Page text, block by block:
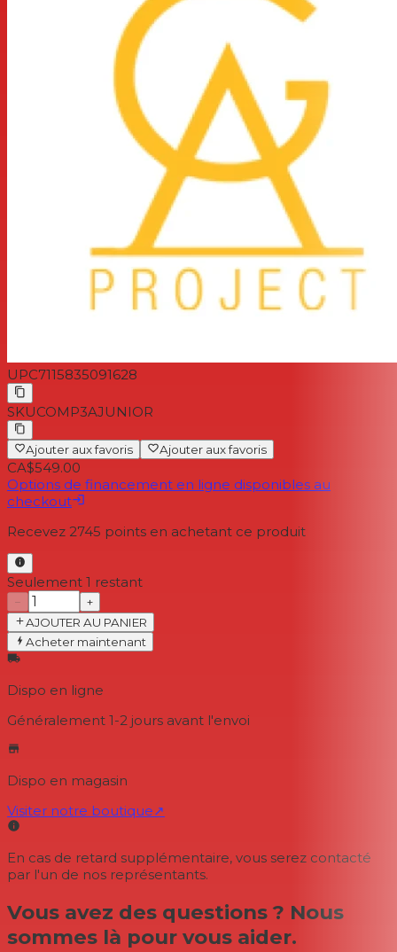
E/S symétriques par transformateur utilisant deux
transformateurs différents, chacun optimisé pour son
Le commutateur horaire à 3 positions sélectionne
différentes combinaisons de temps d'attaque et de
Augmentez les temps d'attaque et de relâchement
pour les positions B et C via des cavaliers internes
Prise de liaison pour la connexion à une autre unité pour
un fonctionnement stéréo
Toutes les commandes externes accessibles via le
L'alimentation externe évite toute interaction avec les
circuits audio et les transformateurs
Format quart de rack compact 1 RU
Montez jusqu'à quatre unités via le kit de rack Unite MKII
19" en option
UPC7115835091628
SKUCOMP3AJUNIOR
Ajouter aux favoris Ajouter aux favoris
CA$549.00
Options de financement en ligne disponibles au
checkout
Recevez 2745 points en achetant ce produit
Seulement 1 restant
−
+
AJOUTER AU PANIER
Acheter maintenant
Dispo en ligne
Généralement 1-2 jours avant l'envoi
Dispo en magasin
Visiter notre boutique↗
En cas de retard supplémentaire, vous serez contacté
par l'un de nos représentants.
Vous avez des questions ? Nous
sommes là pour vous aider.